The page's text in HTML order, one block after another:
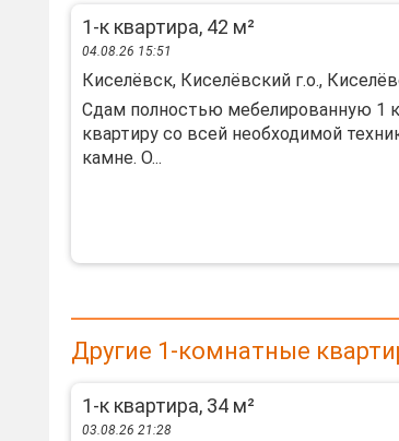
1-к квартира, 42 м²
04.08.26 15:51
Киселёвск, Киселёвский г.о.,
Сдам полностью мебелированную 1
квартиру со всей необходимой
камне. О...
Другие 1-комнатные
1-к квартира, 34 м²
03.08.26 21:28